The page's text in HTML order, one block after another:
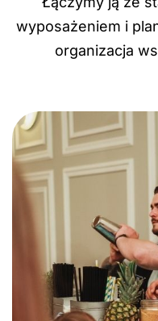
wyposażeniem i
organizacja